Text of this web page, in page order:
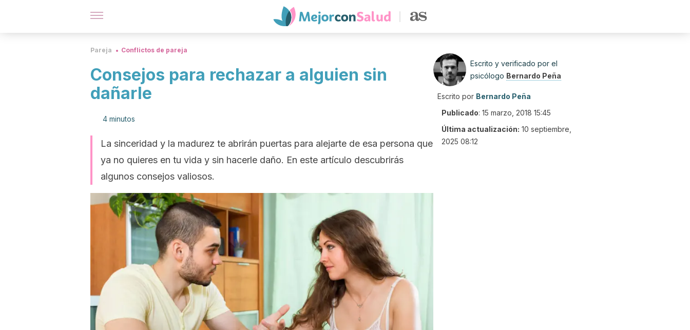
Pareja Conflictos de pareja
Consejos para rechazar a alguien sin
dañarle
4 minutos
La sinceridad y la madurez te abrirán puertas para alejarte de esa persona que
ya no quieres en tu vida y sin hacerle daño. En este artículo descubrirás
algunos consejos valiosos.
Escrito y verificado por el
psicólogo Bernardo Peña
Escrito por Bernardo Peña
Publicado: 15 marzo, 2018 15:45
Última actualización: 10 septiembre,
2025 08:12